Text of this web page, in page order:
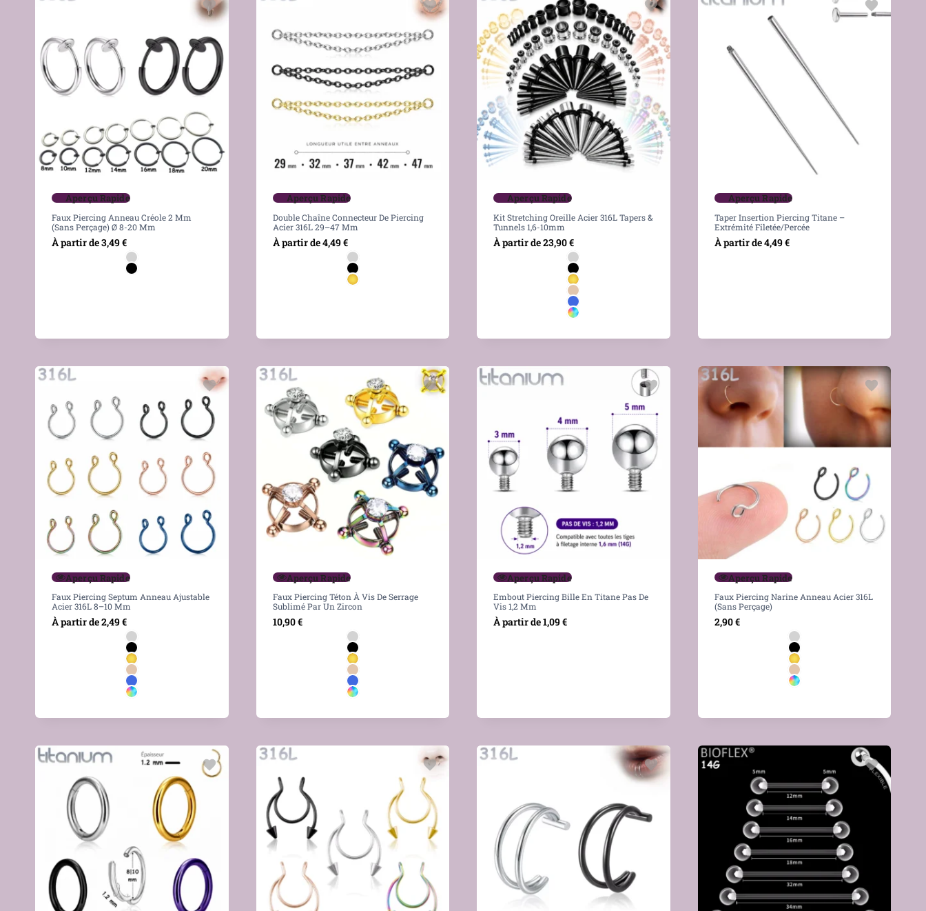
Aperçu Rapide
Faux Piercing Anneau Créole 2 Mm
(sans Perçage) Ø 8-20 Mm
À partir de3,49€
Aperçu Rapide
Double Chaîne Connecteur De Piercing
Acier 316L 29–47 Mm
À partir de4,49€
Aperçu Rapide
Kit Stretching Oreille Acier 316L Tapers &
Tunnels 1,6-10mm
À partir de23,90€
Aperçu Rapide
Taper Insertion Piercing Titane –
Extrémité Filetée/percée
À partir de4,49€
Aperçu Rapide
Faux Piercing Septum Anneau Ajustable
Acier 316L 8–10 Mm
À partir de2,49€
Aperçu Rapide
Faux Piercing Téton À Vis De Serrage
Sublimé Par Un Zircon
10,90€
Aperçu Rapide
Embout Piercing Bille En Titane Pas De
Vis 1,2 Mm
À partir de1,09€
Aperçu Rapide
Faux Piercing Narine Anneau Acier 316L
(Sans Perçage)
2,90€